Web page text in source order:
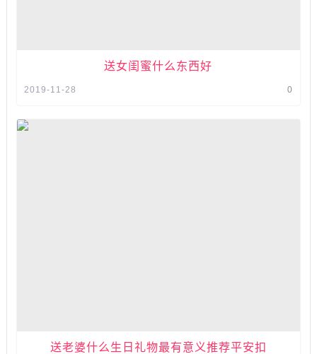
送女闺蜜什么东西好
0
2019-11-28
送老婆什么生日礼物最有意义推荐平安扣